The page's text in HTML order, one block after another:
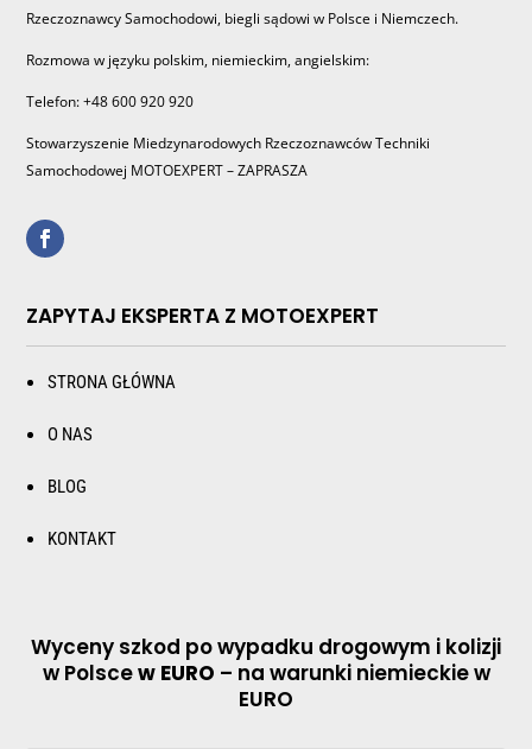
Rzeczoznawcy Samochodowi, biegli sądowi w Polsce i Niemczech.
Rozmowa w języku polskim, niemieckim, angielskim:
Telefon: +48 600 920 920
Stowarzyszenie Miedzynarodowych Rzeczoznawców Techniki
Samochodowej MOTOEXPERT – ZAPRASZA
ZAPYTAJ EKSPERTA Z MOTOEXPERT
STRONA GŁÓWNA
O NAS
BLOG
KONTAKT
Wyceny szkod po wypadku drogowym i kolizji
w Polscew EURO – na warunki niemieckie w
EURO